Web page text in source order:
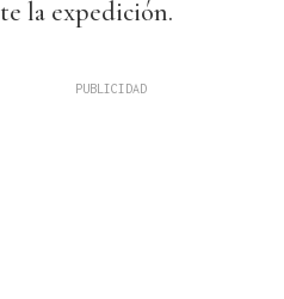
la expedición.